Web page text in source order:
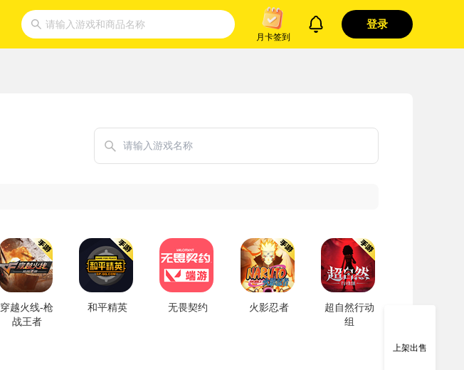
请输入游戏和商品名称
月卡签到
登录
穿越火线-枪
战王者
和平精英 无畏契约 火影忍者
超自然行动
组
上架出售